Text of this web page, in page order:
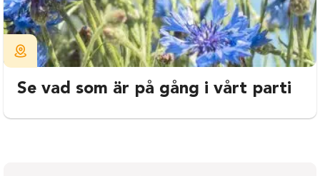
Se vad som är på gång i vårt parti